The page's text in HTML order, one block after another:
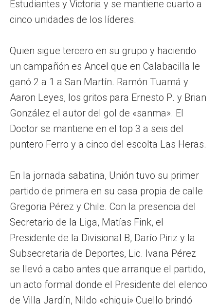
Estudiantes y Victoria y se mantiene cuarto a
cinco unidades de los líderes.
Quien sigue tercero en su grupo y haciendo
un campañón es Ancel que en Calabacilla le
ganó 2 a 1 a San Martín. Ramón Tuamá y
Aaron Leyes, los gritos para Ernesto P. y Brian
González el autor del gol de «sanma». El
Doctor se mantiene en el top 3 a seis del
puntero Ferro y a cinco del escolta Las Heras.
En la jornada sabatina, Unión tuvo su primer
partido de primera en su casa propia de calle
Gregoria Pérez y Chile. Con la presencia del
Secretario de la Liga, Matías Fink, el
Presidente de la Divisional B, Darío Piriz y la
Subsecretaria de Deportes, Lic. Ivana Pérez
se llevó a cabo antes que arranque el partido,
un acto formal donde el Presidente del elenco
de Villa Jardín, Nildo «chiqui» Cuello brindó